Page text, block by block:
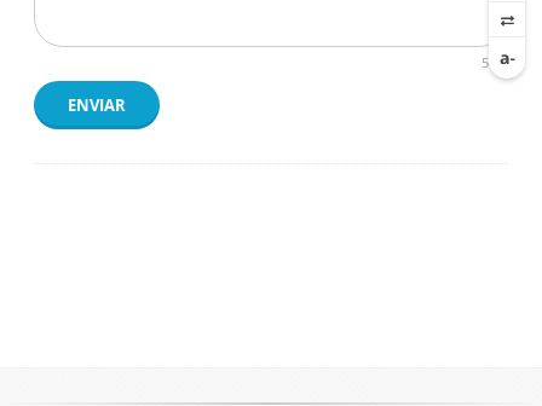
500
ENVIAR